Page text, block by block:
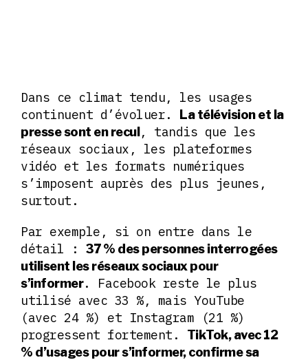
Dans ce climat tendu, les usages
continuent d’évoluer. La télévision et la
presse sont en recul, tandis que les
réseaux sociaux, les plateformes
vidéo et les formats numériques
s’imposent auprès des plus jeunes,
surtout.
Par exemple, si on entre dans le
détail : 37 % des personnes interrogées
utilisent les réseaux sociaux pour
s’informer. Facebook reste le plus
utilisé avec 33 %, mais YouTube
(avec 24 %) et Instagram (21 %)
progressent fortement.
TikTok, avec 12
% d’usages pour s’informer, confirme sa